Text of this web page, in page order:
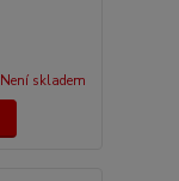
Není skladem